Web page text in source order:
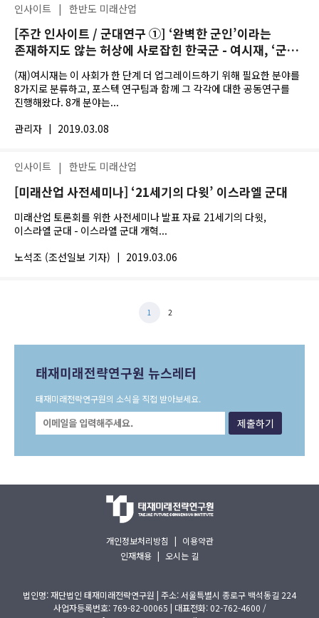
인사이트 | 한반도 미래산업
[주간 인사이트 / 군대연구 ①] ‘완벽한 군인’이라는
존재하지도 않는 허상에 사로잡힌 한국군 - 여시재, ‘군대’
연구 결과물 첫 공개
(재)여시재는 이 사회가 한 단계 더 업그레이드하기 위해 필요한 분야를
8가지로 분류하고, 포스텍 연구팀과 함께 그 각각에 대한 공동연구를
진행해왔다. 8개 분야는...
관리자 | 2019.03.08
인사이트 | 한반도 미래산업
[미래산업 사전세미나] ‘21세기의 다윗’ 이스라엘 군대
미래산업 토론회를 위한 사전세미나 발표 자료 21세기의 다윗,
이스라엘 군대 - 이스라엘 군대 개혁...
노석조 (조선일보 기자) | 2019.03.06
1 2
태재미래전략연구원 뉴스레터
태재미래전략연구원의 소식을 직접 받아보세요.
개인정보처리방침 | 이용약관
인재채용 | 오시는 길
법인명: 재단법인 태재미래전략연구원 | 주소: 서울특별시 종로구 백석동길 224
사업자등록번호: 769-82-00065 | 대표전화: 02-762-4600 /